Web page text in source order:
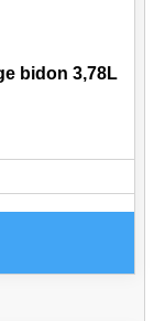
bidon 3,78L